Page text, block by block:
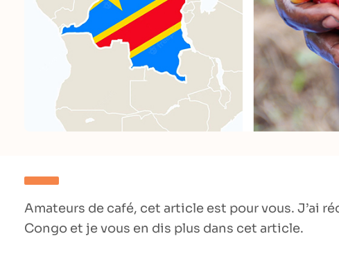
Amateurs de café, cet article est pour vous. J’ai
Congo et je vous en dis plus dans cet article.